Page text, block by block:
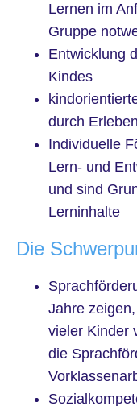
Lernen im
Gruppe
Entwicklung
Kindes
durch
Individuelle
Lern- und
und sind
Lerninhalte
Die
Jahre
vieler Kinder
die